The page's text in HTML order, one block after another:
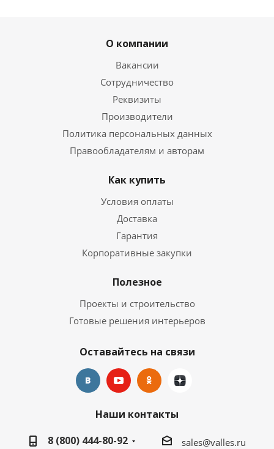
О компании
Вакансии
Сотрудничество
Реквизиты
Производители
Политика персональных данных
Правообладателям и авторам
Как купить
Условия оплаты
Доставка
Гарантия
Корпоративные закупки
Полезное
Проекты и строительство
Готовые решения интерьеров
Оставайтесь на связи
Наши контакты
8 (800) 444-80-92
sales@valles.ru